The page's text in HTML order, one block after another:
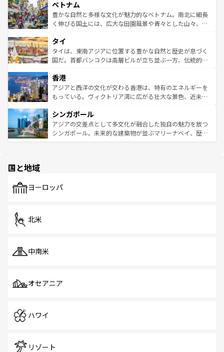
参照してほしい。
容にもいいと評判のスイーツなど、バラエティ豊かな料理
が味わえる。 なお、新着の台湾情報は コンテンツ一覧を参
照してほしい。
き、地方に足を延ばせば四季折々の自然美を楽しむことが
できる。そして、キムチや焼肉、絶品のストリートフード
まで、さまざまな韓国料理が待っている。夜には、韓国な
リティに包まれながら、韓国の多彩な魅力を心ゆくまで味
わってみてほしい。 なお、新着の韓国情報はコンテンツ一
覧を参照してほしい。
ベトナム
豊かな自然と多様な文化が魅力的なベトナム。南北に細長
く伸びる国土には、広大な田園風景や青々とした山々、世
急速な発展と共に伝統が息づく。ハノイの古い町並みやホ
ーチミン市のフランス統治時代の建物も、独特の雰囲気を
醸し出している。また、バラエティの豊かさとおいしさで
とつ。フォーやバインミー、ベトナムコーヒーなどは、ぜ
ひ現地で味わいたい。どの地域を訪れてもあたたかい人々
が旅行者を迎えてくれるので、きっと忘れられない旅にな
参照してほしい。
タイ
タイは、東南アジアに位置する豊かな自然と歴史が息づく
国だ。首都バンコクは高層ビルが立ち並ぶ一方、伝統的な
の活気が交差している。北部ではチェンマイなどの山岳地
帯で自然と触れ合い、南部ではプーケットやクラビの美し
いビーチでリゾート気分を楽しむことができる。タイ料理
激する。気候は一年中温暖で、どの季節にも異なる楽しみ
が待っている。親しみやすいタイの人々、仏教を中心とし
た文化、そして多様な観光資源が、訪れる旅人を魅了し続
香港
アジアと西洋の文化が交わる香港は、特有のエネルギーを
もっている。ヴィクトリア湾に広がる壮大な景色、近未来
み、どこを訪れても感動するはず。観光スポットが密集し
ており、効率よく見どころを回れるのも魅力。息をのむよ
うな絶景から文化的な体験まで、香港を存分に楽しみ尽く
シンガポール
アジアの交差点として多文化が融合した独自の魅力を放つ
シンガポール。未来的な建築物が並ぶマリーナベイ、歴史
で、ホーカーズは地元の風情を楽しめる外せないスポット
国と地域
ヨーロッパ
北米
中南米
オセアニア
ハワイ
リゾート